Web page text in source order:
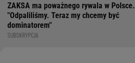
ZAKSA ma poważnego rywala w Polsce.
"Odpaliliśmy. Teraz my chcemy być
dominatorem"
SUBSKRYPCJA